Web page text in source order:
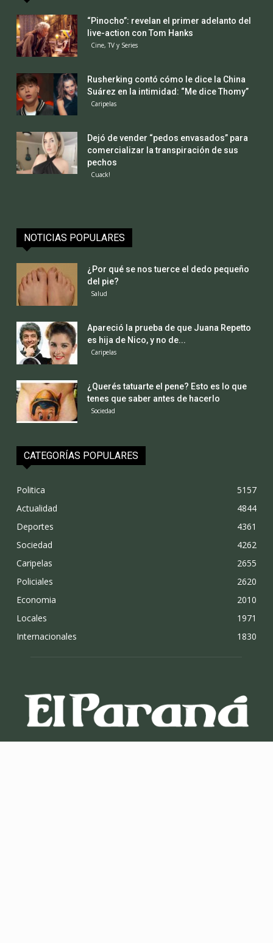
“Pinocho”: revelan el primer adelanto del
live-action con Tom Hanks
Cine, TV y Series
Rusherking contó cómo le dice la China
Suárez en la intimidad: “Me dice Thomy”
Caripelas
Dejó de vender “pedos envasados” para
comercializar la transpiración de sus
pechos
Cuack!
NOTICIAS POPULARES
¿Por qué se nos tuerce el dedo pequeño
del pie?
Salud
Apareció la prueba de que Juana Repetto
es hija de Nico, y no de...
Caripelas
¿Querés tatuarte el pene? Esto es lo que
tenes que saber antes de hacerlo
Sociedad
CATEGORÍAS POPULARES
Politica
5157
Actualidad
4844
Deportes
4361
Sociedad
4262
Caripelas
2655
Policiales
2620
Economia
2010
Locales
1971
Internacionales
1830